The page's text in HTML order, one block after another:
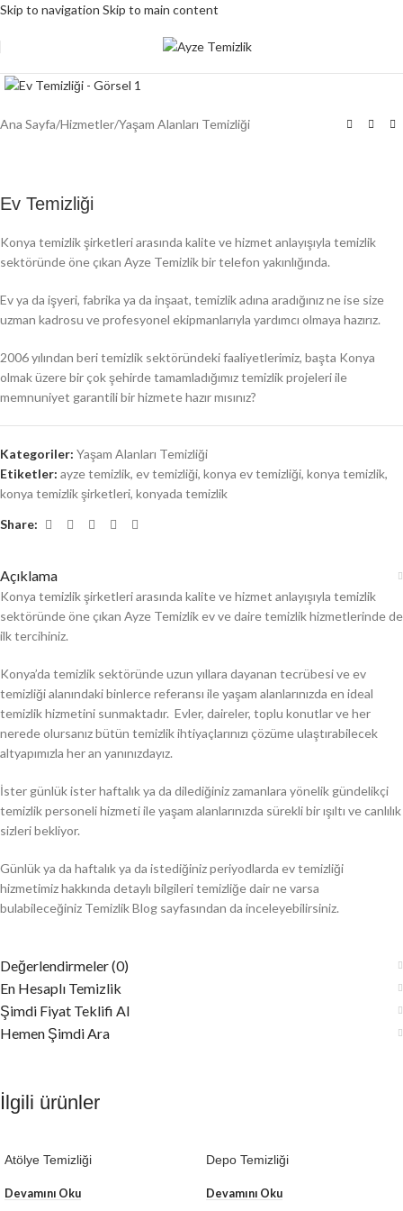
Skip to navigation Skip to main content
Ana Sayfa/Hizmetler/Yaşam Alanları Temizliği
Ev Temizliği
Konya temizlik şirketleri arasında kalite ve hizmet anlayışıyla temizlik
sektöründe öne çıkan Ayze Temizlik bir telefon yakınlığında.
Ev ya da işyeri, fabrika ya da inşaat, temizlik adına aradığınız ne ise size
uzman kadrosu ve profesyonel ekipmanlarıyla yardımcı olmaya hazırız.
2006 yılından beri temizlik sektöründeki faaliyetlerimiz, başta Konya
olmak üzere bir çok şehirde tamamladığımız temizlik projeleri ile
memnuniyet garantili bir hizmete hazır mısınız?
Kategoriler: Yaşam Alanları Temizliği
Etiketler: ayze temizlik, ev temizliği, konya ev temizliği, konya temizlik,
konya temizlik şirketleri, konyada temizlik
Share:
Açıklama
Konya temizlik şirketleri arasında kalite ve hizmet anlayışıyla temizlik
sektöründe öne çıkan Ayze Temizlik ev ve daire temizlik hizmetlerinde de
ilk tercihiniz.
Konya’da temizlik sektöründe uzun yıllara dayanan tecrübesi ve ev
temizliği alanındaki binlerce referansı ile yaşam alanlarınızda en ideal
temizlik hizmetini sunmaktadır. Evler, daireler, toplu konutlar ve her
nerede olursanız bütün temizlik ihtiyaçlarınızı çözüme ulaştırabilecek
altyapımızla her an yanınızdayız.
İster günlük ister haftalık ya da dilediğiniz zamanlara yönelik gündelikçi
temizlik personeli hizmeti ile yaşam alanlarınızda sürekli bir ışıltı ve canlılık
sizleri bekliyor.
Günlük ya da haftalık ya da istediğiniz periyodlarda ev temizliği
hizmetimiz hakkında detaylı bilgileri temizliğe dair ne varsa
bulabileceğiniz Temizlik Blog sayfasından da inceleyebilirsiniz.
Değerlendirmeler (0)
En Hesaplı Temizlik
Şimdi Fiyat Teklifi Al
Hemen Şimdi Ara
İlgili ürünler
Atölye Temizliği
Devamını Oku
Depo Temizliği
Devamını Oku